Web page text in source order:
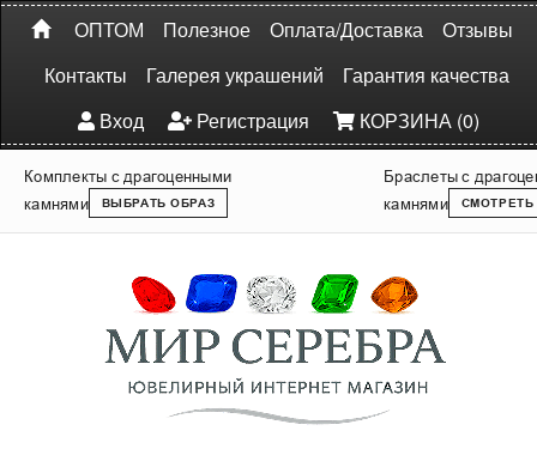
ОПТОМ Полезное Оплата/Доставка
Отзывы
Контакты
Галерея украшений
Гарантия качества
Вход
Регистрация КОРЗИНА (0)
Комплекты с драгоценными
камнями
ВЫБРАТЬ ОБРАЗ
Браслеты с
камнями
СМОТРЕТЬ